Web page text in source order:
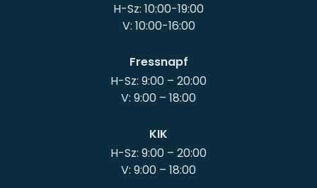
H-Sz: 10:00-19:00
V: 10:00-16:00
Fressnapf
H-Sz: 9:00 – 20:00
KIK
H-Sz: 9:00 – 20:00